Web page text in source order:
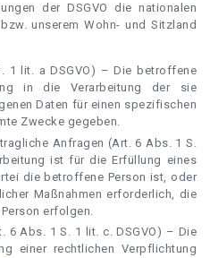
der DSGVO die nationalen
unserem Wohn- und Sitzland
1 lit. a DSGVO) – Die betroffene
in die Verarbeitung der sie
Daten für einen spezifischen
Zwecke gegeben.
Anfragen (Art. 6 Abs. 1 S.
ist für die Erfüllung eines
die betroffene Person ist, oder
Maßnahmen erforderlich, die
erfolgen.
6 Abs. 1 S. 1 lit. c. DSGVO) – Die
einer rechtlichen Verpflichtung